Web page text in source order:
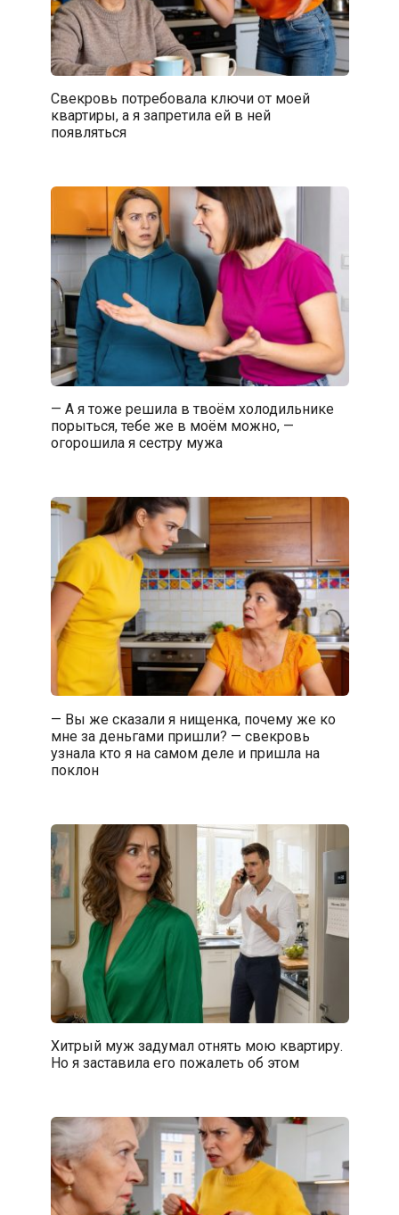
Свекровь потребовала ключи от моей
квартиры, а я запретила ей в ней
появляться
— А я тоже решила в твоём холодильнике
порыться, тебе же в моём можно, —
огорошила я сестру мужа
— Вы же сказали я нищенка, почему же ко
мне за деньгами пришли? — свекровь
узнала кто я на самом деле и пришла на
поклон
Хитрый муж задумал отнять мою квартиру.
Но я заставила его пожалеть об этом